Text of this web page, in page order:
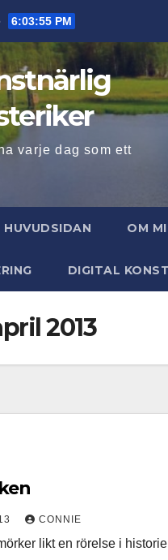
6:03:56 PM
varje dag som ett
HUVUDSIDAN OM
DIGITAL KONST
2013
CONNIE
likt en rörelse i